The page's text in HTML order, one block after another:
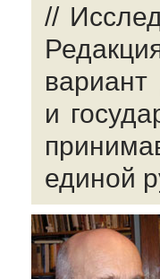
//
и
единой